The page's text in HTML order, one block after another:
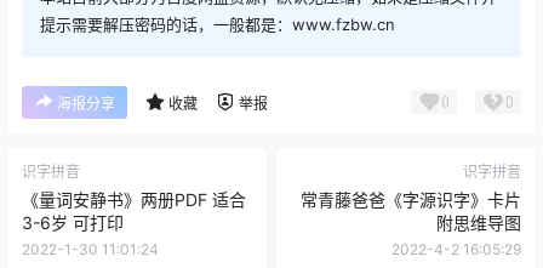
提示需要解压密码的话，一般都是：www.fzbw.cn
海报分享 收藏 举报 0 0
识字拼音
《量词安静书》两册PDF 适合
3-6岁 可打印
2022-1-30 11:01:24
识字拼音
常青藤爸爸《字源识字》卡片
附思维导图
2022-4-2 16:05:29